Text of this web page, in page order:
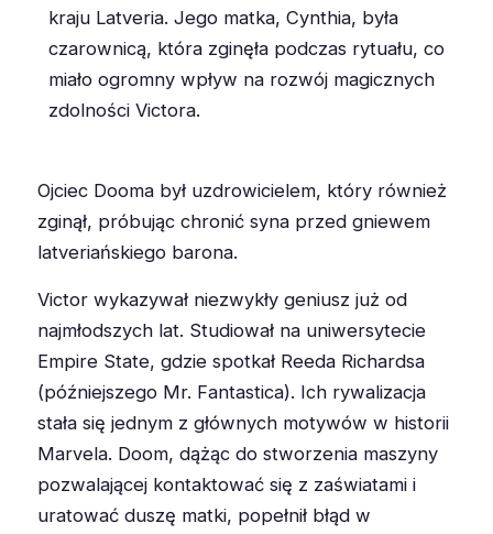
kraju Latveria. Jego matka, Cynthia, była
czarownicą, która zginęła podczas rytuału, co
miało ogromny wpływ na rozwój magicznych
zdolności Victora.
Ojciec Dooma był uzdrowicielem, który również
zginął, próbując chronić syna przed gniewem
latveriańskiego barona.
Victor wykazywał niezwykły geniusz już od
najmłodszych lat. Studiował na uniwersytecie
Empire State, gdzie spotkał Reeda Richardsa
(późniejszego Mr. Fantastica). Ich rywalizacja
stała się jednym z głównych motywów w historii
Marvela. Doom, dążąc do stworzenia maszyny
pozwalającej kontaktować się z zaświatami i
uratować duszę matki, popełnił błąd w